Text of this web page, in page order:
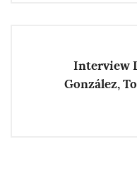
Interview
González,